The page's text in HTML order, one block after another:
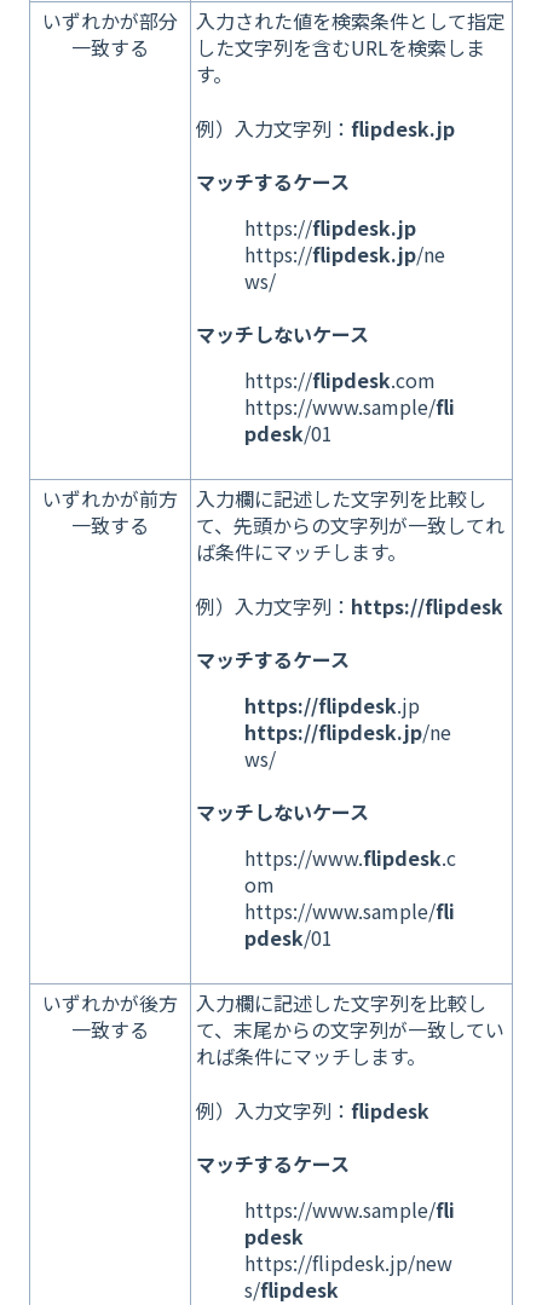
いずれかが部分
一致する
入力された値を検索条件として指定
した文字列を含むURLを検索しま
す。
例）入力文字列： flipdesk.jp
マッチするケース
https://flipdesk.jp
https://flipdesk.jp/ne
ws/
マッチしないケース
https://flipdesk.com
https://www.sample/fli
pdesk/01
いずれかが前方
一致する
入力欄に記述した文字列を比較し
て、先頭からの文字列が一致してれ
ば条件にマッチします。
例）入力文字列： https://flipdesk
マッチするケース
https://flipdesk.jp
https://flipdesk.jp/ne
ws/
マッチしないケース
https://www.flipdesk.c
om
https://www.sample/fli
pdesk/01
いずれかが後方
一致する
入力欄に記述した文字列を比較し
て、末尾からの文字列が一致してい
れば条件にマッチします。
例）入力文字列： flipdesk
マッチするケース
https://www.sample/fli
pdesk
https://flipdesk.jp/new
s/flipdesk